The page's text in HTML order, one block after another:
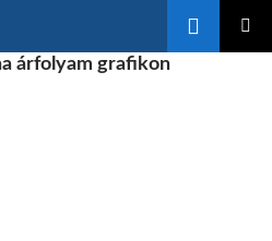
árfolyam grafikon